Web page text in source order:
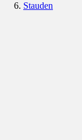
Stauden